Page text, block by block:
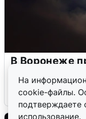
На
cookie-файлы.
подтверждаете
использование.
В Воронеже
5 августа 0